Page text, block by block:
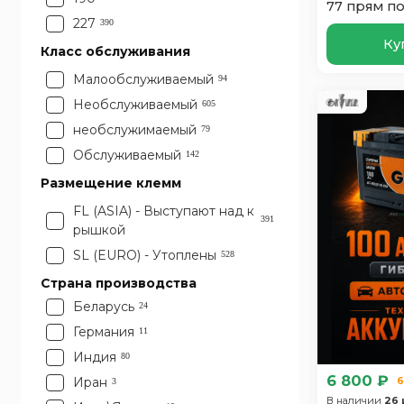
78
80 34
82 1
85 9
86 1
90 32
92 4
95 64
96 1
98 2
227 390
Класс обслуживания
Малообслуживаемый 94
Необслуживаемый 605
необслужимаемый 79
Обслуживаемый 142
Размещение клемм
FL (ASIA) - Выступают над к
рышкой
391
SL (EURO) - Утоплены 528
Страна производства
Беларусь 24
Германия 11
Индия 80
Иран 3
77 прям
6 800 ₽
В наличии 26